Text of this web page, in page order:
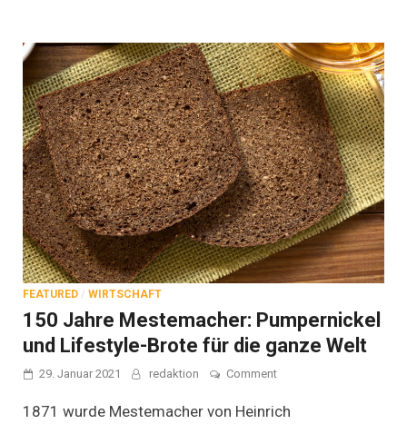
FEATURED / WIRTSCHAFT
150 Jahre Mestemacher: Pumpernickel
und Lifestyle-Brote für die ganze Welt
29. Januar 2021 redaktion Commenton
Jahre
1871 wurde Mestemacher von Heinrich